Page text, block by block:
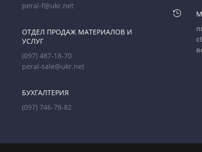
peral-f@ukr.net
ОТДЕЛ ПРОДАЖ МАТЕРИАЛОВ И
УСЛУГ
(097) 487-18-70
peral-sale@ukr.net
БУХГАЛТЕРИЯ
(097) 746-78-82
